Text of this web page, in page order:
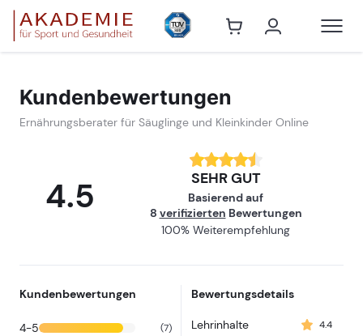
Kundenbewertungen
Ernährungsberater für Säuglinge und Kleinkinder Online
4.5 SEHR GUT
Basierend auf
8 verifizierten Bewertungen
100% Weiterempfehlung
Kundenbewertungen
4-5 (7)
Bewertungsdetails
Lehrinhalte 4.4